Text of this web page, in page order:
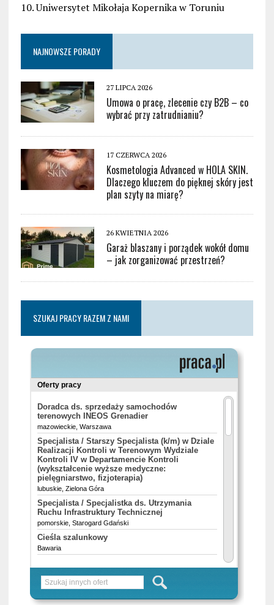
10. Uniwersytet Mikołaja Kopernika w Toruniu
NAJNOWSZE PORADY
27 LIPCA 2026
Umowa o pracę, zlecenie czy B2B – co
wybrać przy zatrudnianiu?
17 CZERWCA 2026
Kosmetologia Advanced w HOLA SKIN.
Dlaczego kluczem do pięknej skóry jest
plan szyty na miarę?
26 KWIETNIA 2026
Garaż blaszany i porządek wokół domu
– jak zorganizować przestrzeń?
SZUKAJ PRACY RAZEM Z NAMI